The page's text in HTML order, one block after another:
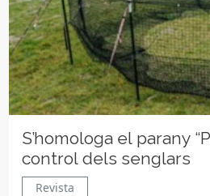
S’homologa el parany
control dels senglars
Revista